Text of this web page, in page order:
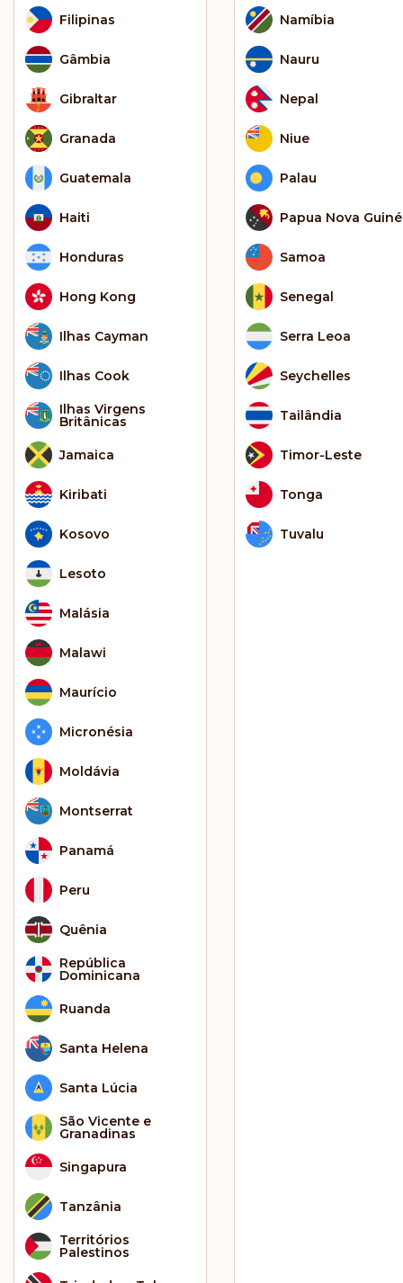
Filipinas
Gâmbia
Gibraltar
Granada
Guatemala
Haiti
Honduras
Hong Kong
Ilhas Cayman
Ilhas Cook
Ilhas Virgens
Britânicas
Jamaica
Kiribati
Kosovo
Lesoto
Malásia
Malawi
Maurício
Micronésia
Moldávia
Montserrat
Panamá
Peru
Quênia
República
Dominicana
Ruanda
Santa Helena
Santa Lúcia
São Vicente e
Granadinas
Singapura
Tanzânia
Territórios
Palestinos
Namíbia
Nauru
Nepal
Niue
Palau
Papua Nova Guiné
Samoa
Senegal
Serra Leoa
Seychelles
Tailândia
Timor-Leste
Tonga
Tuvalu